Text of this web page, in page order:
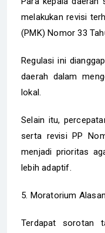
melakukan revisi
(PMK) Nomor 33
Regulasi ini
daerah dalam
lokal.
Selain itu,
serta revisi PP
menjadi prioritas
lebih adaptif.
5. Moratorium
Terdapat sorotan